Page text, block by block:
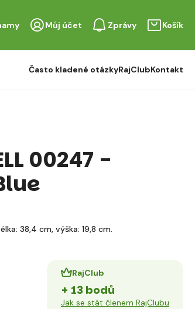
Můj účet Zprávy Košík
Často kladené otázkyRajClubKontakt
00247 -
38,4 cm, výška: 19,8 cm.
RajClub
+ 13 bodů
Jak se stát členem RajClubu